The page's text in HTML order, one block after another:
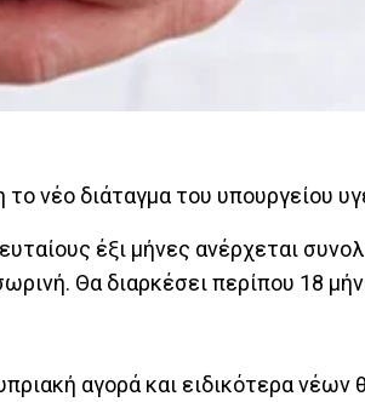
νέο διάταγμα του υπουργείου
έξι μήνες ανέρχεται
Θα διαρκέσει περίπου 18
αγορά και ειδικότερα νέων